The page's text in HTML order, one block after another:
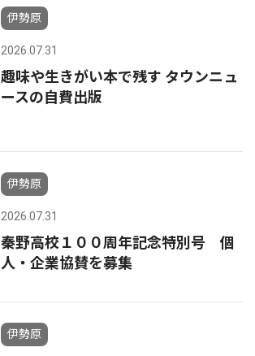
伊勢原
2026.07.31
趣味や生きがい本で残す タウンニュ
ースの自費出版
伊勢原
2026.07.31
秦野高校１００周年記念特別号 個
人・企業協賛を募集
伊勢原